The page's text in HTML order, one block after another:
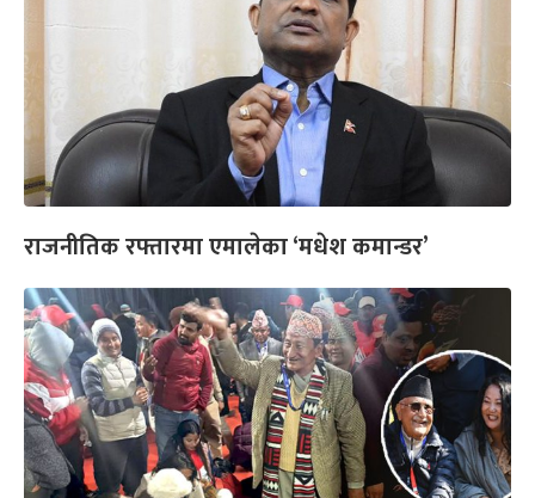
राजनीतिक रफ्तारमा एमालेका ‘मधेश कमान्डर’